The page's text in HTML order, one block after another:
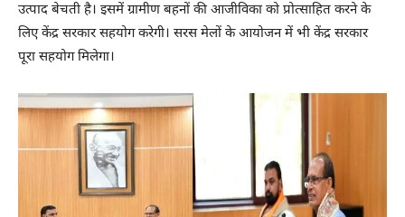
उत्पाद बेचती है। इसमें ग्रामीण बहनों की आजीविका को प्रोत्साहित करने के
लिए केंद्र सरकार सहयोग करेगी। सरस मेलों के आयोजन में भी केंद्र सरकार
पूरा सहयोग मिलेगा।